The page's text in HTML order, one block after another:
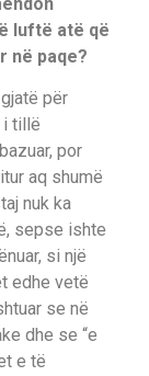
luftë atë që
në paqe?
për
i tillë
por
aq shumë
nuk ka
sepse ishte
si një
edhe vetë
se në
dhe se “e
e të